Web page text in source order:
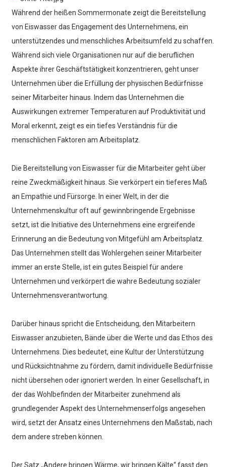
Während der heißen Sommermonate zeigt die Bereitstellung
von Eiswasser das Engagement des Unternehmens, ein
unterstützendes und menschliches Arbeitsumfeld zu schaffen.
Während sich viele Organisationen nur auf die beruflichen
Aspekte ihrer Geschäftstätigkeit konzentrieren, geht unser
Unternehmen über die Erfüllung der physischen Bedürfnisse
seiner Mitarbeiter hinaus. Indem das Unternehmen die
Auswirkungen extremer Temperaturen auf Produktivität und
Moral erkennt, zeigt es ein tiefes Verständnis für die
menschlichen Faktoren am Arbeitsplatz.
Die Bereitstellung von Eiswasser für die Mitarbeiter geht über
reine Zweckmäßigkeit hinaus. Sie verkörpert ein tieferes Maß
an Empathie und Fürsorge. In einer Welt, in der die
Unternehmenskultur oft auf gewinnbringende Ergebnisse
setzt, ist die Initiative des Unternehmens eine ergreifende
Erinnerung an die Bedeutung von Mitgefühl am Arbeitsplatz.
Das Unternehmen stellt das Wohlergehen seiner Mitarbeiter
immer an erste Stelle, ist ein gutes Beispiel für andere
Unternehmen und verkörpert die wahre Bedeutung sozialer
Unternehmensverantwortung.
Darüber hinaus spricht die Entscheidung, den Mitarbeitern
Eiswasser anzubieten, Bände über die Werte und das Ethos des
Unternehmens. Dies bedeutet, eine Kultur der Unterstützung
und Rücksichtnahme zu fördern, damit individuelle Bedürfnisse
nicht übersehen oder ignoriert werden. In einer Gesellschaft, in
der das Wohlbefinden der Mitarbeiter zunehmend als
grundlegender Aspekt des Unternehmenserfolgs angesehen
wird, setzt der Ansatz eines Unternehmens den Maßstab, nach
dem andere streben können.
Der Satz „Andere bringen Wärme, wir bringen Kälte“ fasst den